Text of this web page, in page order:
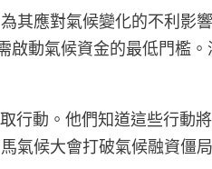
其應對氣候變化的不利影
動氣候資金的最低門檻
行動。他們知道這些行動
氣候大會打破氣候融資僵